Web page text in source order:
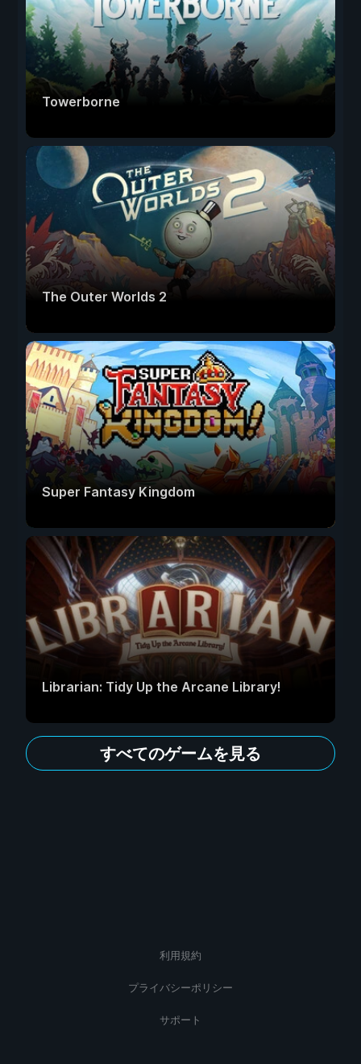
Towerborne
The Outer Worlds 2
Super Fantasy Kingdom
Librarian: Tidy Up the Arcane Library!
すべてのゲームを見る
利用規約
プライバシーポリシー
サポート